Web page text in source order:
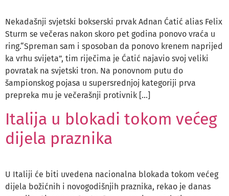
Nekadašnji svjetski bokserski prvak Adnan Ćatić alias Felix
Sturm se večeras nakon skoro pet godina ponovo vraća u
ring.“Spreman sam i sposoban da ponovo krenem naprijed
ka vrhu svijeta”, tim riječima je Ćatić najavio svoj veliki
povratak na svjetski tron. Na ponovnom putu do
šampionskog pojasa u supersrednjoj kategoriji prva
prepreka mu je večerašnji protivnik […]
Italija u blokadi tokom većeg
dijela praznika
U Italiji će biti uvedena nacionalna blokada tokom većeg
dijela božićnih i novogodišnjih praznika, rekao je danas